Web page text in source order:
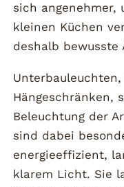
sich angenehmer,
kleinen Küchen
deshalb bewusste
Hängeschränken,
Beleuchtung der
sind dabei
energieeffizient,
klarem Licht. Sie